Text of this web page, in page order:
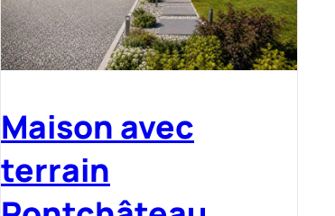
Maison avec
terrain